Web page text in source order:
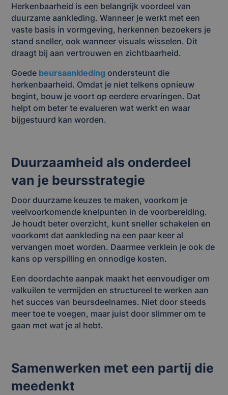
Herkenbaarheid is een belangrijk voordeel van
duurzame aankleding. Wanneer je werkt met een
vaste basis in vormgeving, herkennen bezoekers je
stand sneller, ook wanneer visuals wisselen. Dit
draagt bij aan vertrouwen en zichtbaarheid.
Goede beursaankleding ondersteunt die
herkenbaarheid. Omdat je niet telkens opnieuw
begint, bouw je voort op eerdere ervaringen. Dat
helpt om beter te evalueren wat werkt en waar
bijgestuurd kan worden.
Duurzaamheid als onderdeel
van je beursstrategie
Door duurzame keuzes te maken, voorkom je
veelvoorkomende knelpunten in de voorbereiding.
Je houdt beter overzicht, kunt sneller schakelen en
voorkomt dat aankleding na een paar keer al
vervangen moet worden. Daarmee verklein je ook de
kans op verspilling en onnodige kosten.
Een doordachte aanpak maakt het eenvoudiger om
valkuilen te vermijden en structureel te werken aan
het succes van beursdeelnames. Niet door steeds
meer toe te voegen, maar juist door slimmer om te
gaan met wat je al hebt.
Samenwerken met een partij die
meedenkt